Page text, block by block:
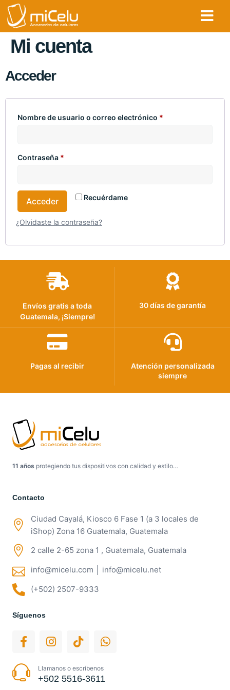
Mi cuenta
Acceder
Nombre de usuario o correo electrónico *
Contraseña *
Recuérdame
Acceder
¿Olvidaste la contraseña?
Envíos gratis a toda
Guatemala, ¡Siempre!
30 días de garantía
Pagas al recibir
Atención personalizada
siempre
11 años protegiendo tus dispositivos con calidad y estilo…
Contacto
Ciudad Cayalá, Kiosco 6 Fase 1 (a 3 locales de
iShop) Zona 16 Guatemala, Guatemala
2 calle 2-65 zona 1 , Guatemala, Guatemala
info@micelu.com │ info@micelu.net
(+502) 2507-9333
Síguenos
Llamanos o escríbenos
+502 5516-3611